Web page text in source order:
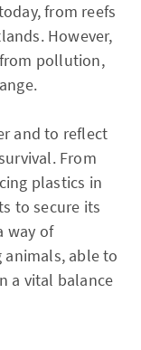
from reefs
However,
pollution,
and to reflect
From
plastics in
to secure its
way of
able to
a vital balance